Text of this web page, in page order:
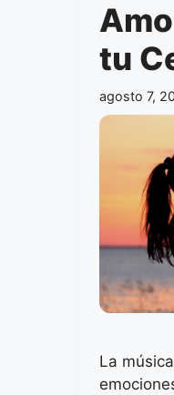
tu
agosto 7,
La